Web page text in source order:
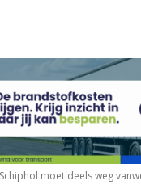
moet deels weg